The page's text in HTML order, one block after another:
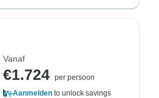
Vanaf
€1.724 per persoon
Aanmelden to unlock savings